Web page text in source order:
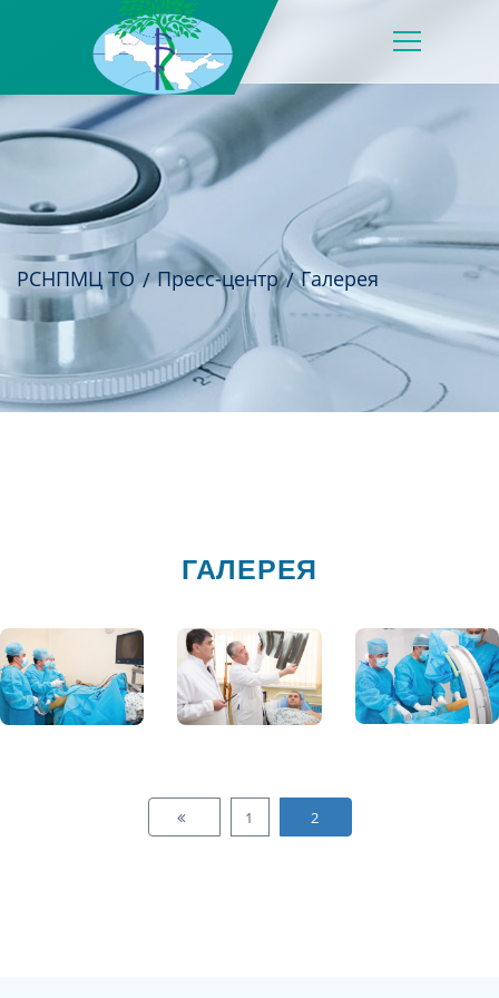
РСНПМЦ ТО Пресс-центр Галерея
ГАЛЕРЕЯ
1 2